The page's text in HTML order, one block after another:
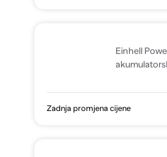
Einhell
Zadnja promjena cijene